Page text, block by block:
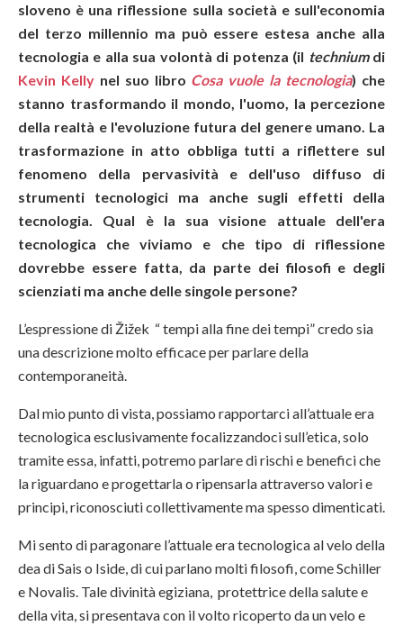
sloveno è una riflessione sulla società e sull'economia
del terzo millennio ma può essere estesa anche alla
tecnologia e alla sua volontà di potenza (il techniumdi
Kevin Kellynel suo libro Cosa vuole la tecnologia) che
stanno trasformando il mondo, l'uomo, la percezione
della realtà e l'evoluzione futura del genere umano. La
trasformazione in atto obbliga tutti a riflettere sul
fenomeno della pervasività e dell'uso diffuso di
strumenti tecnologici ma anche sugli effetti della
tecnologia. Qual è la sua visione attuale dell'era
tecnologica che viviamo e che tipo di riflessione
dovrebbe essere fatta, da parte dei filosofi e degli
scienziati ma anche delle singole persone?
L’espressione di Žižek “ tempi alla fine dei tempi” credo sia
una descrizione molto efficace per parlare della
contemporaneità.
Dal mio punto di vista, possiamo rapportarci all’attuale era
tecnologica esclusivamente focalizzandoci sull’etica, solo
tramite essa, infatti, potremo parlare di rischi e benefici che
la riguardano e progettarla o ripensarla attraverso valori e
principi, riconosciuti collettivamente ma spesso dimenticati.
Mi sento di paragonare l’attuale era tecnologica al velo della
dea di Sais o Iside, di cui parlano molti filosofi, come Schiller
e Novalis. Tale divinità egiziana, protettrice della salute e
della vita, si presentava con il volto ricoperto da un velo e